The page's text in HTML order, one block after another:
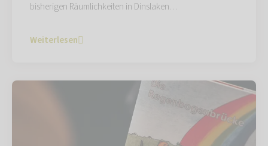
bisherigen Räumlichkeiten in Dinslaken…
Weiterlesen